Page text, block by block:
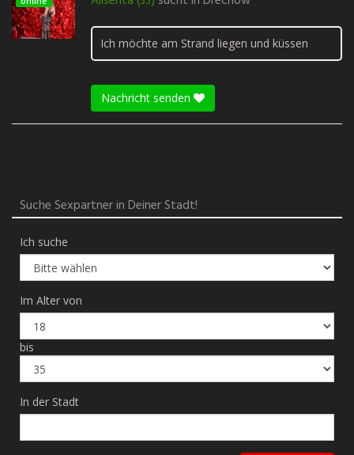
Ich möchte am Strand liegen und küssen
Nachricht senden
Suche Sexpartner in Deiner Stadt!
Ich suche
Im Alter von
bis
In der Stadt